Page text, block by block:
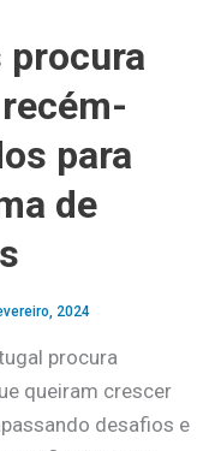
para
de
2024
procura
queiram crescer
desafios e